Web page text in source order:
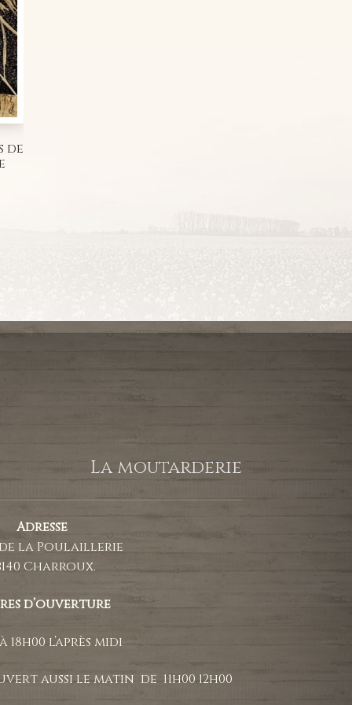
de
La moutarderie
Adresse
la Poulaillerie
Charroux.
d’ouverture
18h00 l’après midi
aussi le matin de 11h00 12h00